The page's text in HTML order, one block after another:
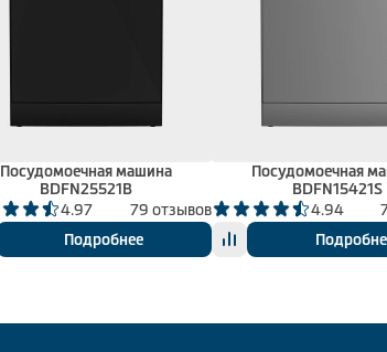
Посудомоечная машина
BDFN25521B
4.97
79 отзывов
Подробнее
Посудомоечная
BDFN15421S
4.94